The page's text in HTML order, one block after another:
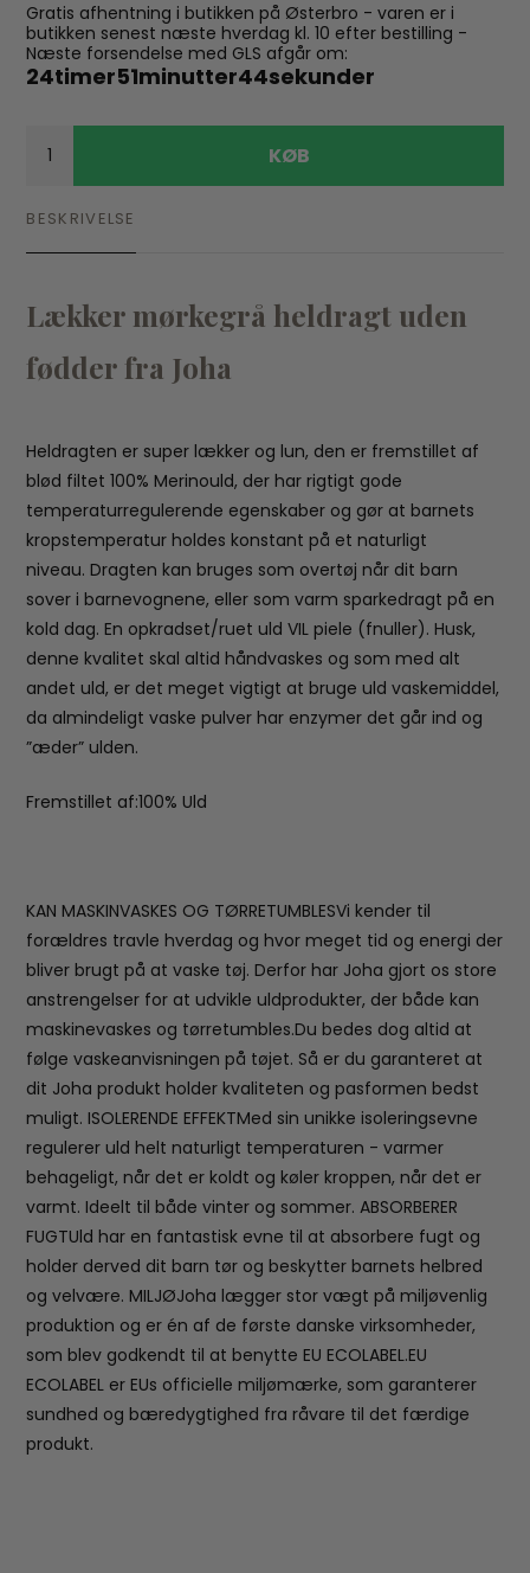
Gratis afhentning i butikken på Østerbro - varen er i
butikken senest næste hverdag kl. 10 efter bestilling -
Næste forsendelse med GLS afgår om:
24timer51minutter44sekunder
KØB
BESKRIVELSE
Lækker mørkegrå heldragt uden
fødder fra Joha
Heldragten er super lækker og lun, den er fremstillet af
blød filtet 100% Merinould, der har rigtigt gode
temperaturregulerende egenskaber og gør at barnets
kropstemperatur holdes konstant på et naturligt
niveau. Dragten kan bruges som overtøj når dit barn
sover i barnevognene, eller som varm sparkedragt på en
kold dag. En opkradset/ruet uld VIL piele (fnuller). Husk,
denne kvalitet skal altid håndvaskes og som med alt
andet uld, er det meget vigtigt at bruge uld vaskemiddel,
da almindeligt vaske pulver har enzymer det går ind og
”æder” ulden.
Fremstillet af:100% Uld
KAN MASKINVASKES OG TØRRETUMBLESVi kender til
forældres travle hverdag og hvor meget tid og energi der
bliver brugt på at vaske tøj. Derfor har Joha gjort os store
anstrengelser for at udvikle uldprodukter, der både kan
maskinevaskes og tørretumbles.Du bedes dog altid at
følge vaskeanvisningen på tøjet. Så er du garanteret at
dit Joha produkt holder kvaliteten og pasformen bedst
muligt. ISOLERENDE EFFEKTMed sin unikke isoleringsevne
regulerer uld helt naturligt temperaturen - varmer
behageligt, når det er koldt og køler kroppen, når det er
varmt. Ideelt til både vinter og sommer. ABSORBERER
FUGTUld har en fantastisk evne til at absorbere fugt og
holder derved dit barn tør og beskytter barnets helbred
og velvære. MILJØJoha lægger stor vægt på miljøvenlig
produktion og er én af de første danske virksomheder,
som blev godkendt til at benytte EU ECOLABEL.EU
ECOLABEL er EUs officielle miljømærke, som garanterer
sundhed og bæredygtighed fra råvare til det færdige
produkt.